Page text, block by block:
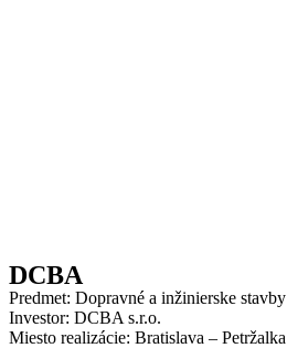
DCBA
Predmet: Dopravné a inžinierske stavby
Investor: DCBA s.r.o.
Miesto realizácie: Bratislava – Petržalka